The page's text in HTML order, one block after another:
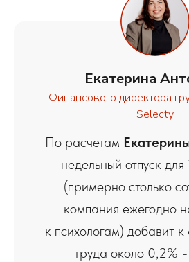
Екатерина
Финансового директора
Selecty
По расчетам
недельный отпуск
(примерно столько
компания ежегодно
к психологам) добавит
труда около 0,2% -